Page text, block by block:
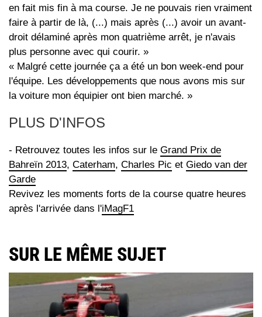
en fait mis fin à ma course. Je ne pouvais rien vraiment
faire à partir de là, (...) mais après (...) avoir un avant-
droit délaminé après mon quatrième arrêt, je n'avais
plus personne avec qui courir. »
« Malgré cette journée ça a été un bon week-end pour
l'équipe. Les développements que nous avons mis sur
la voiture mon équipier ont bien marché. »
PLUS D'INFOS
- Retrouvez toutes les infos sur le Grand Prix de
Bahreïn 2013, Caterham, Charles Pic et Giedo van der
Garde
Revivez les moments forts de la course quatre heures
après l'arrivée dans l'iMagF1
SUR LE MÊME SUJET